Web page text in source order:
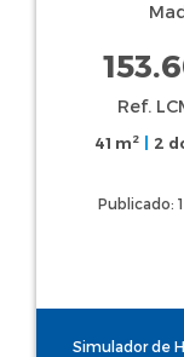
Ref.
41 m2 2
Publicado:
Simulador de